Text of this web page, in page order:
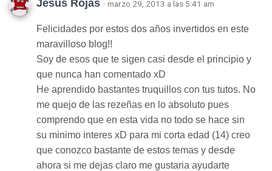
Jesus Rojas · marzo 29, 2013 a las 5:41 am
Felicidades por estos dos años invertidos en este
maravilloso blog!!
Soy de esos que te sigen casi desde el principio y
que nunca han comentado xD
He aprendido bastantes truquillos con tus tutos. No
me quejo de las rezeñas en lo absoluto pues
comprendo que en esta vida no todo se hace sin
su minimo interes xD para mi corta edad (14) creo
que conozco bastante de estos temas y desde
ahora si me dejas claro me gustaria ayudarte